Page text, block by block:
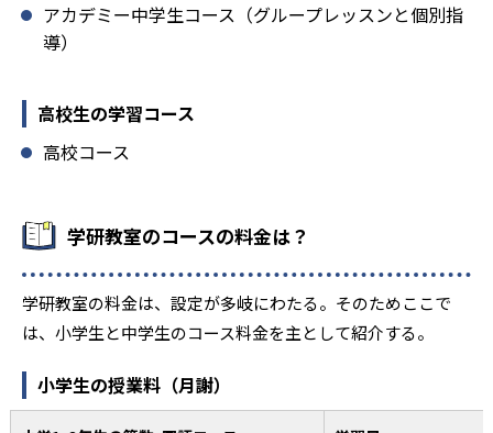
アカデミー中学生コース（グループレッスンと個別指
導）
高校生の学習コース
高校コース
学研教室のコースの料金は？
学研教室の料金は、設定が多岐にわたる。そのためここで
は、小学生と中学生のコース料金を主として紹介する。
小学生の授業料（月謝）